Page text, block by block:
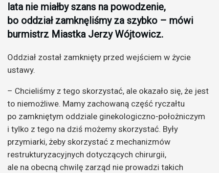
lata nie miałby szans na powodzenie,
bo oddział zamknęliśmy za szybko – mówi
burmistrz Miastka Jerzy Wójtowicz.
Oddział został zamknięty przed wejściem w życie
ustawy.
– Chcieliśmy z tego skorzystać, ale okazało się, że jest
to niemożliwe. Mamy zachowaną część ryczałtu
po zamkniętym oddziale ginekologiczno-położniczym
i tylko z tego na dziś możemy skorzystać. Były
przymiarki, żeby skorzystać z mechanizmów
restrukturyzacyjnych dotyczących chirurgii,
ale na obecną chwilę zarząd nie prowadzi takich